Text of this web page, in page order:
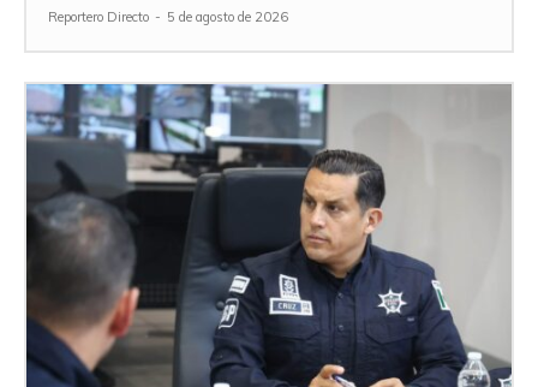
Reportero Directo - 5 de agosto de 2026